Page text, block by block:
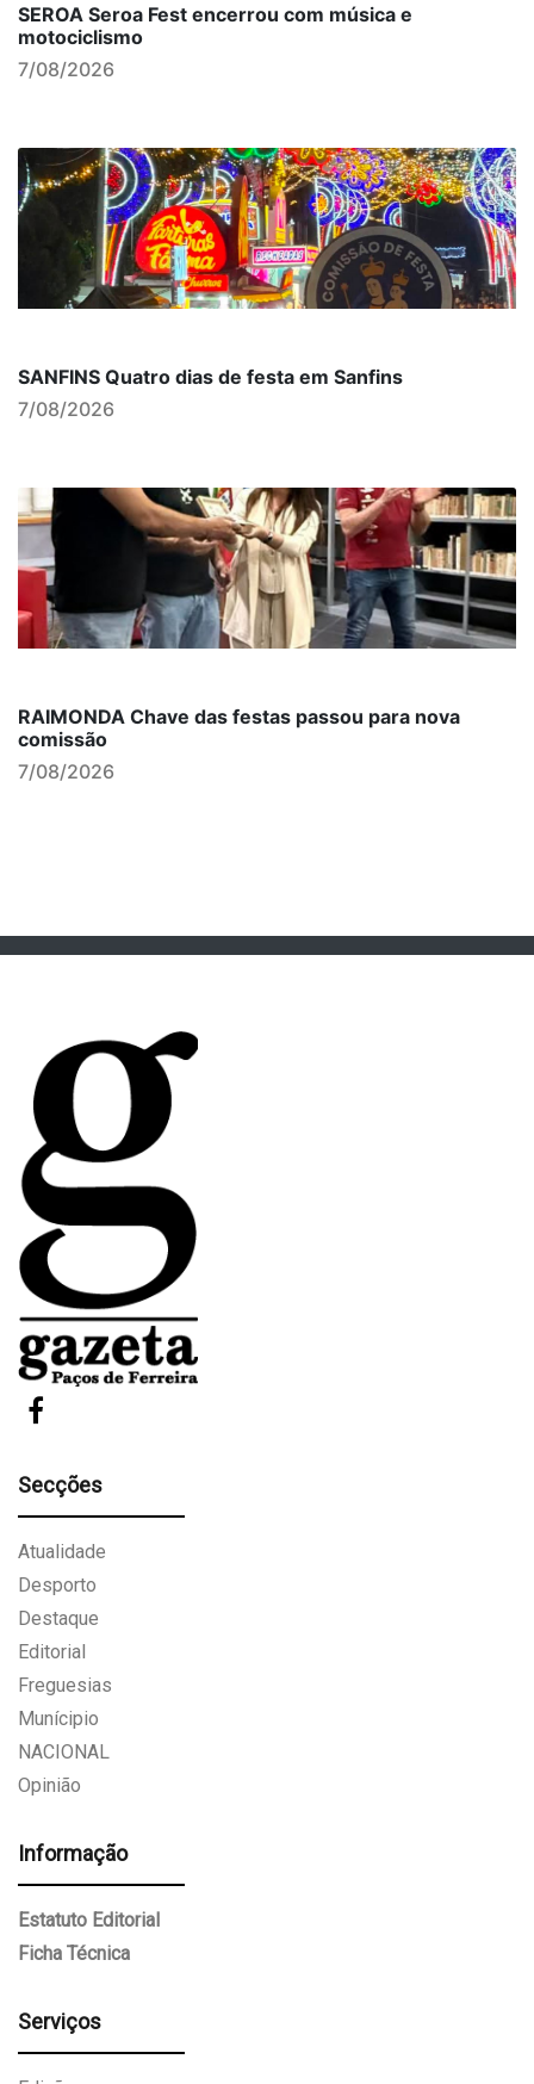
SEROA Seroa Fest encerrou com música e
motociclismo
7/08/2026
SANFINS Quatro dias de festa em Sanfins
7/08/2026
RAIMONDA Chave das festas passou para nova
comissão
7/08/2026
Secções
Atualidade
Desporto
Destaque
Editorial
Freguesias
Munícipio
NACIONAL
Opinião
Informação
Estatuto Editorial
Ficha Técnica
Serviços